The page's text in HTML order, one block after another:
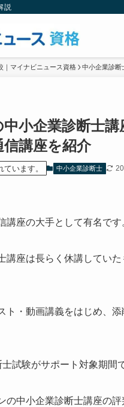
説
｜マイナビニュース資格 中小企業診断
小企業診断士
講座を紹介
います。 中小企業診断士
講座の大手として有名です
座は長らく休講していた
ト・動画講義をはじめ、添
試験がサポート対象期間
の中小企業診断士講座の